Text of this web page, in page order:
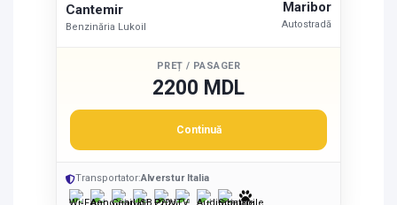
Cantemir
Benzinăria Lukoil
Maribor
Autostradă
PREȚ / PASAGER
2200 MDL
Continuă
Transportator:Alverstur Italia